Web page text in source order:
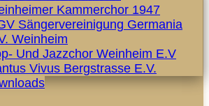
Kammerchor 1947
Sängervereinigung Germania
Weinheim
Und Jazzchor Weinheim E.V
Vivus Bergstrasse E.V.